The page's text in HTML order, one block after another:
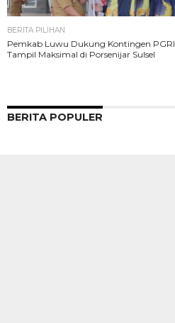
BERITA PILIHAN
Pemkab Luwu Dukung Kontingen PGRI
Tampil Maksimal di Porsenijar Sulsel
BERITA POPULER